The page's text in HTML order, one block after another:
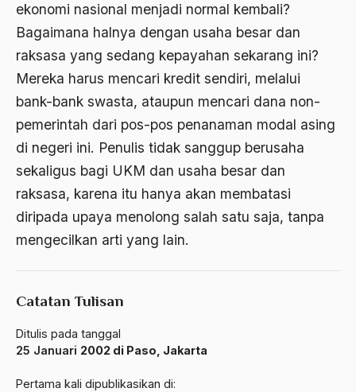
ekonomi nasional menjadi normal kembali?
Bagaimana halnya dengan usaha besar dan
raksasa yang sedang kepayahan sekarang ini?
Mereka harus mencari kredit sendiri, melalui
bank-bank swasta, ataupun mencari dana non-
pemerintah dari pos-pos penanaman modal asing
di negeri ini. Penulis tidak sanggup berusaha
sekaligus bagi UKM dan usaha besar dan
raksasa, karena itu hanya akan membatasi
diripada upaya menolong salah satu saja, tanpa
mengecilkan arti yang lain.
Catatan Tulisan
Ditulis pada tanggal
25 Januari 2002 di Paso, Jakarta
Pertama kali dipublikasikan di:
Akidah
Aktivis
Aktivis Muda
akulturasi
akulturasi budaya
Al Asnawi
al qaeda
Al-Azhar
al-Khalil Ibnu Ahmad al-Farahidi